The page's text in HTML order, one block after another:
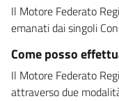
Il Motore Federato
emanati dai singoli
Come posso
Il Motore Federato
attraverso due